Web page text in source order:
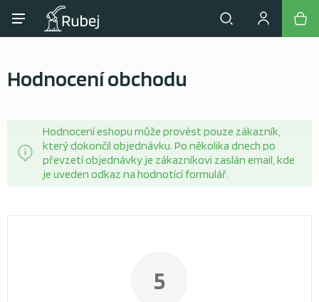
Hodnocení obchodu
Hodnocení eshopu může provést pouze zákazník,
který dokončil objednávku. Po několika dnech po
převzetí objednávky je zákazníkovi zaslán email, kde
je uveden odkaz na hodnotící formulář.
5